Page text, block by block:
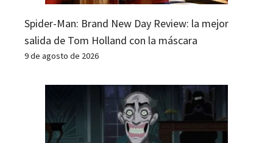
Spider-Man: Brand New Day Review: la mejor
salida de Tom Holland con la máscara
9 de agosto de 2026